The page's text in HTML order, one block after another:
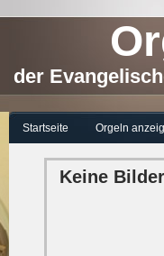
der
Startseite Orgeln
Keine Bilder